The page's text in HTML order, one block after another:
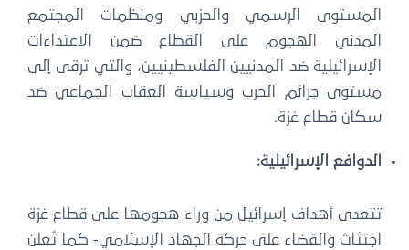
المستوى الرسمي والحزبي ومنظمات المجتمع
المدني الهجوم على القطاع ضمن الاعتداءات
الإسرائيلية ضد المدنيين الفلسطينيين، والتي ترقى إلى
مستوى جرائم الحرب وسياسة العقاب الجماعي ضد
سكان قطاع غزة.
الدوافع الإسرائيلية:
تتعدى أهداف إسرائيل من وراء هجومها على قطاع غزة
اجتثاث والقضاء على حركة الجهاد الإسلامي- كما تُعلن